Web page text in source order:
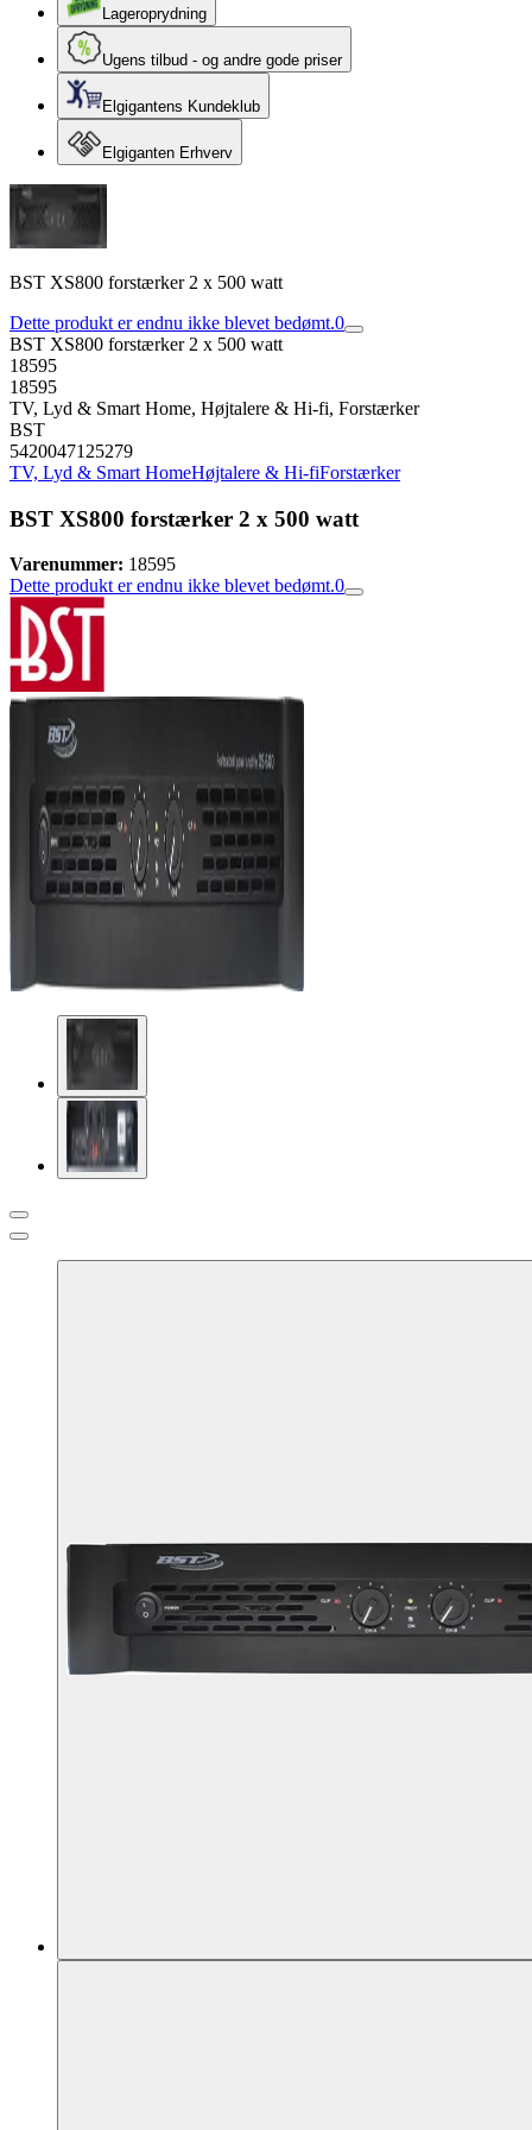
Lageroprydning
Ugens tilbud - og andre gode priser
Elgigantens Kundeklub
Elgiganten Erhverv
BST XS800 forstærker 2 x 500 watt
Dette produkt er endnu ikke blevet bedømt.0
BST XS800 forstærker 2 x 500 watt
18595
18595
TV, Lyd & Smart Home, Højtalere & Hi-fi, Forstærker
BST
5420047125279
TV, Lyd & Smart HomeHøjtalere & Hi-fiForstærker
BST XS800 forstærker 2 x 500 watt
Varenummer: 18595
Dette produkt er endnu ikke blevet bedømt.0